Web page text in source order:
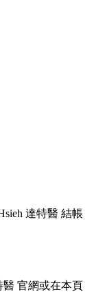
達特醫 結帳
醫 官網或在本頁